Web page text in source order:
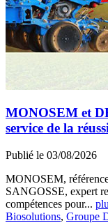
MONOSEM et
service de la
Publié le 03/08/2026
MONOSEM,
SANGOSSE, expert
compétences pour...
Biosolutions, Groupe